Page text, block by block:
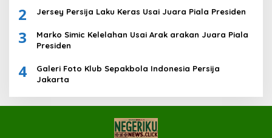
2 Jersey Persija Laku Keras Usai Juara Piala Presiden
3
Marko Simic Kelelahan Usai Arak arakan Juara Piala
Presiden
4
Galeri Foto Klub Sepakbola Indonesia Persija
Jakarta